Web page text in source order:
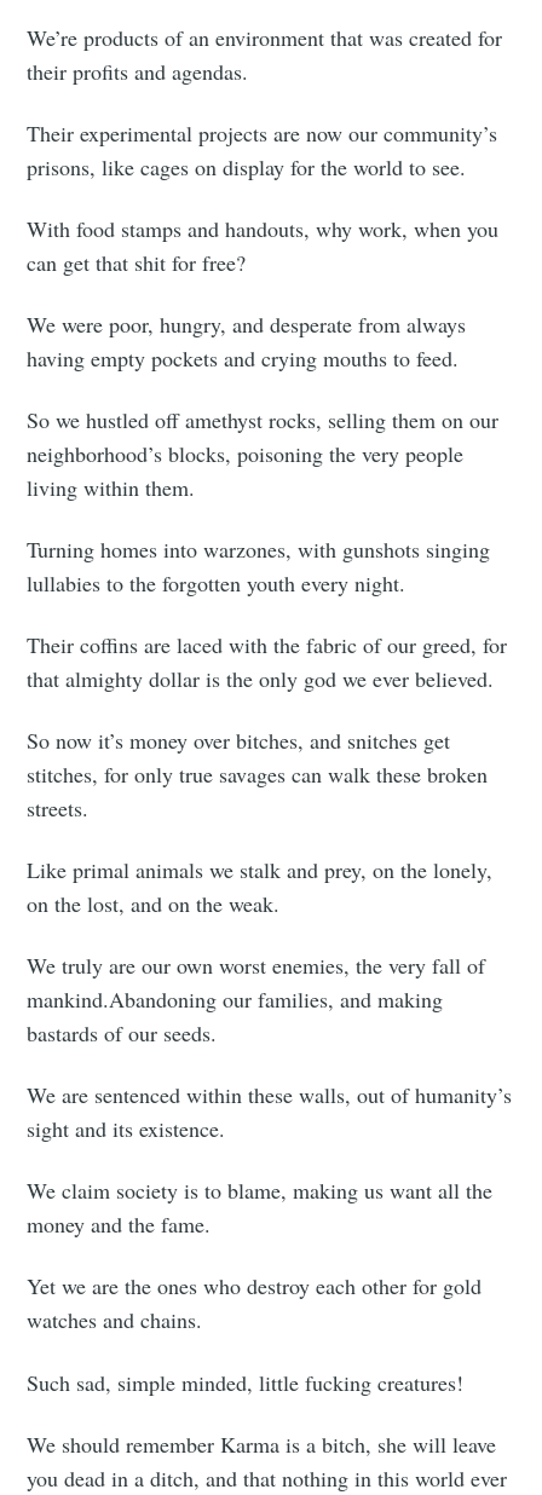
We’re products of an environment that was created for
their profits and agendas.
Their experimental projects are now our community’s
prisons, like cages on display for the world to see.
With food stamps and handouts, why work, when you
can get that shit for free?
We were poor, hungry, and desperate from always
having empty pockets and crying mouths to feed.
So we hustled off amethyst rocks, selling them on our
neighborhood’s blocks, poisoning the very people
living within them.
Turning homes into warzones, with gunshots singing
lullabies to the forgotten youth every night.
Their coffins are laced with the fabric of our greed, for
that almighty dollar is the only god we ever believed.
So now it’s money over bitches, and snitches get
stitches, for only true savages can walk these broken
streets.
Like primal animals we stalk and prey, on the lonely,
on the lost, and on the weak.
We truly are our own worst enemies, the very fall of
mankind.Abandoning our families, and making
bastards of our seeds.
We are sentenced within these walls, out of humanity’s
sight and its existence.
We claim society is to blame, making us want all the
money and the fame.
Yet we are the ones who destroy each other for gold
watches and chains.
Such sad, simple minded, little fucking creatures!
We should remember Karma is a bitch, she will leave
you dead in a ditch, and that nothing in this world ever